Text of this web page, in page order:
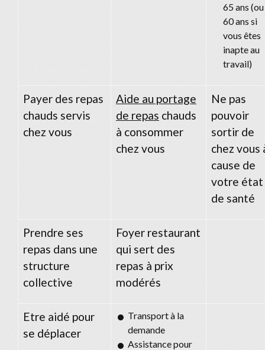
65 ans (ou
60 ans si
vous êtes
inapte au
travail)
Payer des repas
chauds servis
chez vous
Aide au portage
de repas chauds
à consommer
chez vous
Ne pas
pouvoir
sortir de
chez vous
cause de
votre état
de santé
Prendre ses
repas dans une
structure
collective
Foyer restaurant
qui sert des
repas à prix
modérés
Etre aidé pour
se déplacer
Transport à la
demande
Assistance pour